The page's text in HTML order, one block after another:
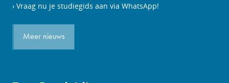
Vraag nu je studiegids aan via WhatsApp!
Meer nieuws